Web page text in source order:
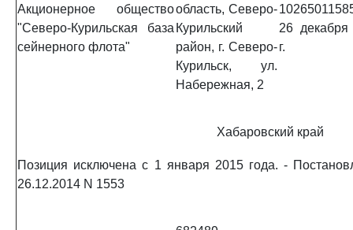
Акционерное общество
"Северо-Курильская база
сейнерного флота"
область, Северо-
Курильский
район, г. Северо-
Курильск, ул.
Набережная, 2
26 декабря
г.
Хабаровский край
Позиция исключена с 1 января 2015 года. -
26.12.2014 N 1553